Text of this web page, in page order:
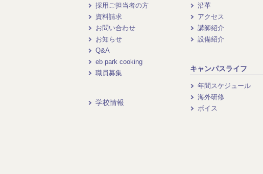
採用ご担当者の方
資料請求
お問い合わせ
お知らせ
Q&A
eb park cooking
職員募集
学校情報
沿革
アクセス
講師紹介
設備紹介
キャンパスライフ
年間スケジュール
海外研修
ボイス